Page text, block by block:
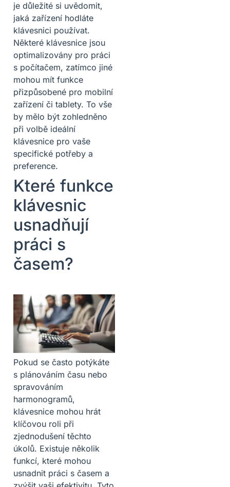
je důležité si uvědomit,
jaká zařízení hodláte
klávesnici používat.
Některé klávesnice jsou
optimalizovány pro práci
s počítačem, zatímco jiné
mohou mít funkce
přizpůsobené pro mobilní
zařízení či tablety. To vše
by mělo být zohledněno
při volbě ideální
klávesnice pro vaše
specifické potřeby a
preference.
Které funkce
klávesnic
usnadňují
práci s
časem?
Pokud se často potýkáte
s plánováním času nebo
spravováním
harmonogramů,
klávesnice mohou hrát
klíčovou roli při
zjednodušení těchto
úkolů. Existuje několik
funkcí, které mohou
usnadnit práci s časem a